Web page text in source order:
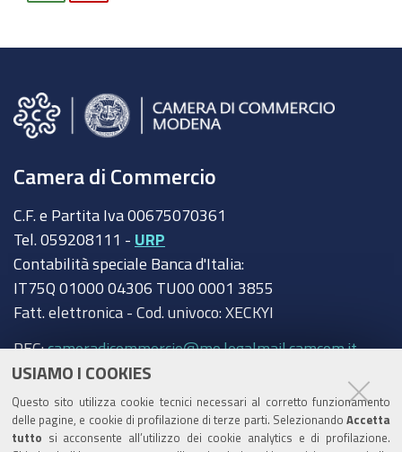
USIAMO I COOKIES
Questo sito utilizza cookie tecnici necessari al corretto funzionamento
delle pagine, e cookie di profilazione di terze parti. Selezionando Accetta
tutto si acconsente all’utilizzo dei cookie analytics e di profilazione.
Camera di Commercio
C.F. e Partita Iva 00675070361
Tel. 059208111 - URP
Contabilità speciale Banca d'Italia:
IT75Q 01000 04306 TU00 0001 3855
Fatt. elettronica - Cod. univoco: XECKYI
PEC:cameradicommercio@mo.legalmail.camcom.it
Trasparenza
Amministrazione trasparente